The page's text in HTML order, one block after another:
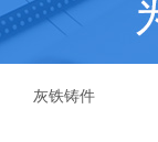
灰铁铸件